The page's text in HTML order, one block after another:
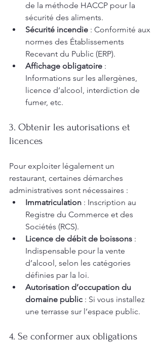
de la méthode HACCP pour la
sécurité des aliments.
Sécurité incendie : Conformité aux
normes des Établissements
Recevant du Public (ERP).
Affichage obligatoire :
Informations sur les allergènes,
licence d’alcool, interdiction de
fumer, etc.
3. Obtenir les autorisations et
licences
Pour exploiter légalement un
restaurant, certaines démarches
administratives sont nécessaires :
Immatriculation : Inscription au
Registre du Commerce et des
Sociétés (RCS).
Licence de débit de boissons :
Indispensable pour la vente
d’alcool, selon les catégories
définies par la loi.
Autorisation d’occupation du
domaine public : Si vous installez
une terrasse sur l’espace public.
4. Se conformer aux obligations